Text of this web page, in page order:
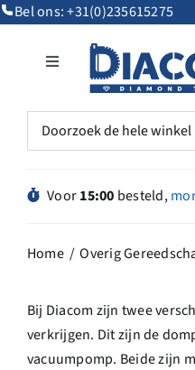
GaBel ons:+31(0)235615275
Toggle
Navigation
Mijn Account
Maatwerk
Voor15:00 besteld,
Home Overig
Bij Diacom zijn twee
verkrijgen. Dit zijn de
vacuumpomp. Beide zijn